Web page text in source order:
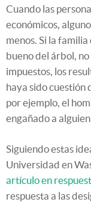
Cuando las
económicos,
menos. Si la
bueno del árbol,
impuestos, los
haya sido cuestión
por ejemplo, el
engañado a
Siguiendo estas
Universidad en
artículo en
respuesta a las